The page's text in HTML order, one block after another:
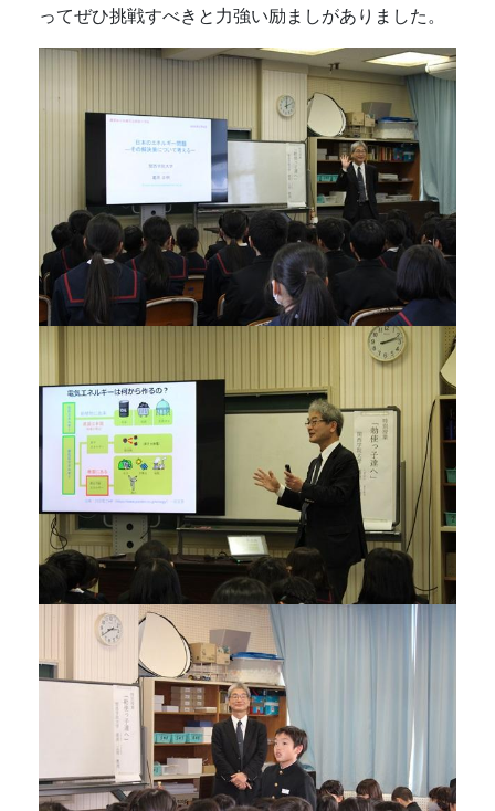
ってぜひ挑戦すべきと力強い励ましがありました。